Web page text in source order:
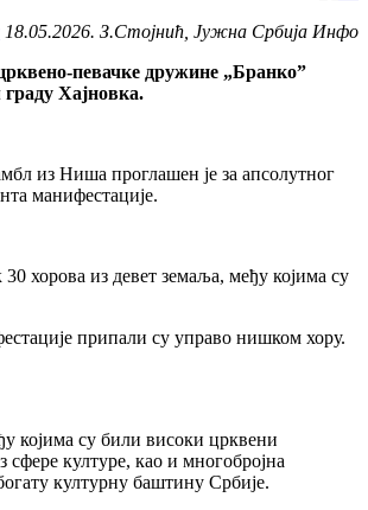
18.05.2026. З.Стојнић, Јужна Србија Инфо
певачке дружине „Бранко”
Хајновка.
из Ниша проглашен је за апсолутног
манифестације.
хорова из девет земаља, међу којима су
припали су управо нишком хору.
којима су били високи црквени
културе, као и многобројна
културну баштину Србије.